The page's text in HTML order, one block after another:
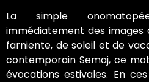
La simple
immédiatement des
farniente, de soleil et de
contemporain Semaj, ce
évocations estivales. En